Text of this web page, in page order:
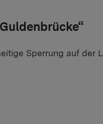
Sperrung auf der L